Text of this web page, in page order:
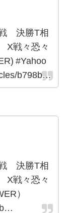
決勝T相
X戦々恐々
#Yahoo
b798b…
決勝T相
X戦々恐々
）